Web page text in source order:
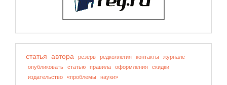
статья автора резерв редколлегия контакты
журнале
опубликовать
статью правила оформления
скидки
издательство
«проблемы науки»